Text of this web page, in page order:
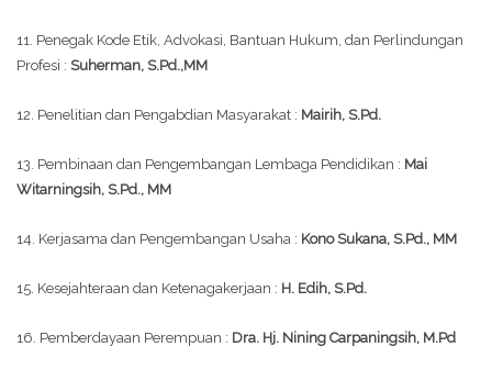
11. Penegak Kode Etik, Advokasi, Bantuan Hukum, dan Perlindungan
Profesi : Suherman, S.Pd.,MM
12. Penelitian dan Pengabdian Masyarakat : Mairih, S.Pd.
13. Pembinaan dan Pengembangan Lembaga Pendidikan : Mai
Witarningsih, S.Pd., MM
14. Kerjasama dan Pengembangan Usaha : Kono Sukana, S.Pd., MM
15. Kesejahteraan dan Ketenagakerjaan : H. Edih, S.Pd.
16. Pemberdayaan Perempuan : Dra. Hj. Nining Carpaningsih, M.Pd